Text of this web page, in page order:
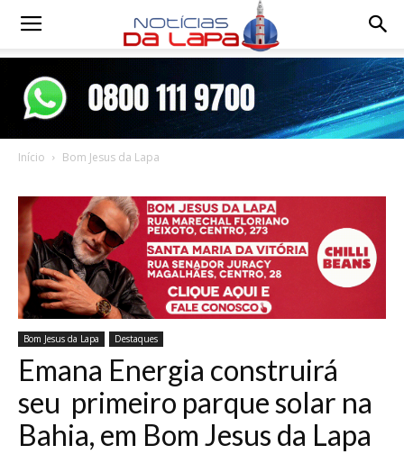
Notícias
Início Bom Jesus da Lapa
Bom Jesus da Lapa Destaques
Emana Energia construirá
seu primeiro parque solar na
Bahia, em Bom Jesus da Lapa